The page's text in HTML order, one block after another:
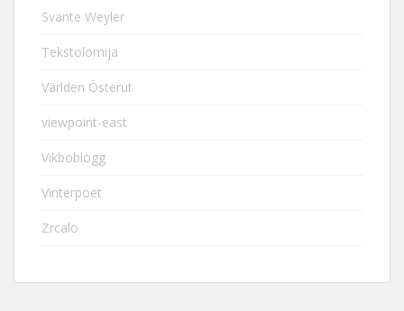
Svante Weyler
Tekstolomija
Världen Österut
viewpoint-east
Vikboblogg
Vinterpoet
Zrcalo